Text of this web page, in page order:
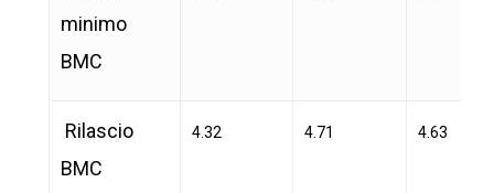
minimo
BMC
Rilascio
BMC
4.32 4.71 4.63